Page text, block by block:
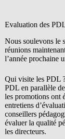
Evaluation des
Nous soulevons le
réunions
l’année prochaine
Qui visite les PDL
PDL en parallèle
les promotions ont
entretiens
conseillers
évaluer la qualité
les directeurs.